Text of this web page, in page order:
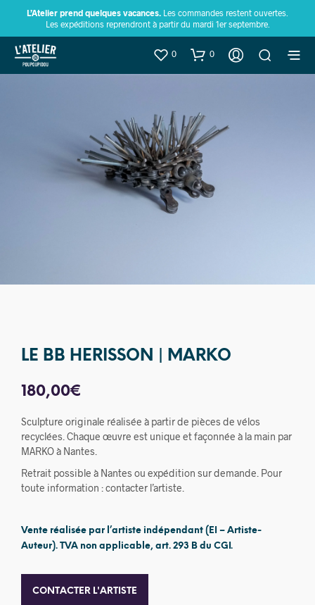
L’Atelier prend quelques vacances. Les commandes restent ouvertes.
Les expéditions reprendront à partir du mardi 1er septembre.
0 0
LE BB HERISSON | MARKO
180,00€
Sculpture originale réalisée à partir de pièces de vélos
recyclées. Chaque œuvre est unique et façonnée à la main par
MARKO à Nantes.
Retrait possible à Nantes ou expédition sur demande. Pour
toute information : contacter l’artiste.
Vente réalisée par l’artiste indépendant (EI – Artiste-
Auteur). TVA non applicable, art. 293 B du CGI.
CONTACTER L'ARTISTE